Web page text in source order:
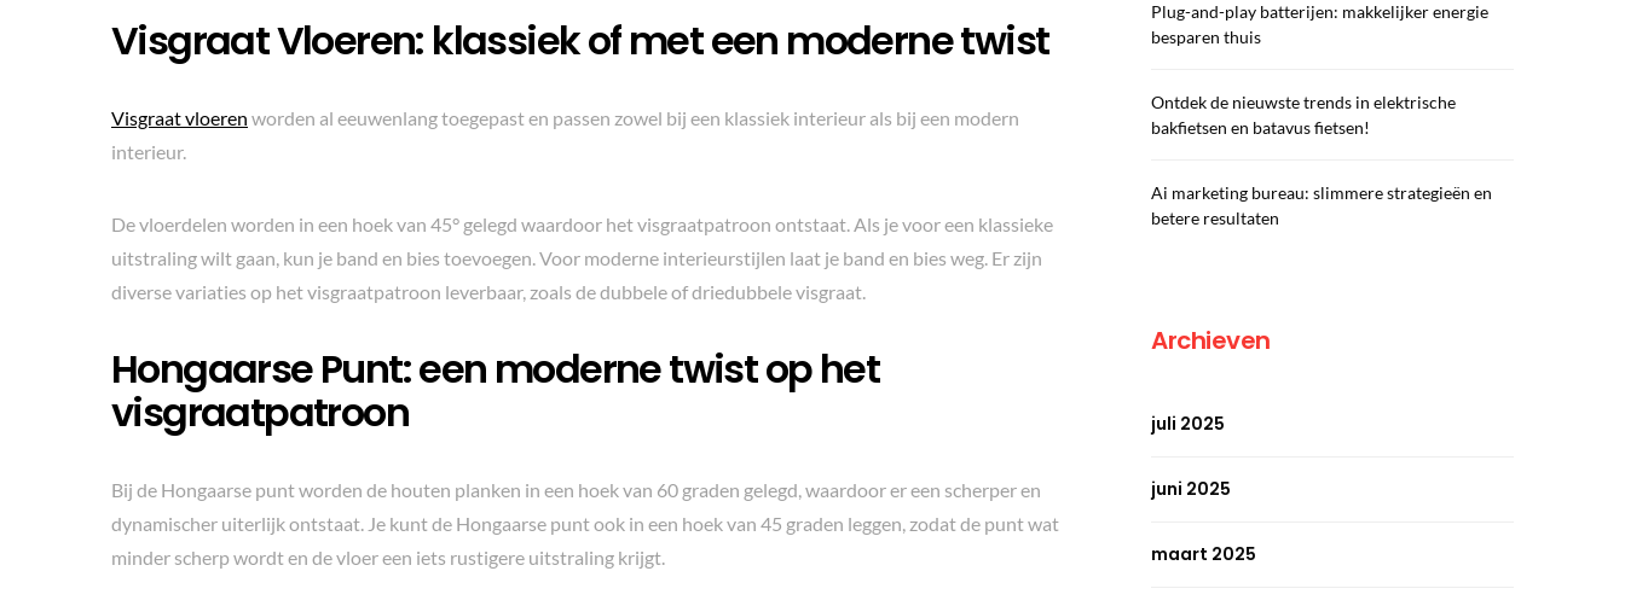
Visgraat Vloeren: klassiek of met een moderne twist
Visgraat vloeren worden al eeuwenlang toegepast en passen zowel bij een klassiek interieur als bij een modern
interieur.
De vloerdelen worden in een hoek van 45° gelegd waardoor het visgraatpatroon ontstaat. Als je voor een klassieke
uitstraling wilt gaan, kun je band en bies toevoegen. Voor moderne interieurstijlen laat je band en bies weg. Er zijn
diverse variaties op het visgraatpatroon leverbaar, zoals de dubbele of driedubbele visgraat.
Hongaarse Punt: een moderne twist op het
visgraatpatroon
Bij de Hongaarse punt worden de houten planken in een hoek van 60 graden gelegd, waardoor er een scherper en
dynamischer uiterlijk ontstaat. Je kunt de Hongaarse punt ook in een hoek van 45 graden leggen, zodat de punt wat
minder scherp wordt en de vloer een iets rustigere uitstraling krijgt.
Plug-and-play batterijen: makkelijker energie
besparen thuis
Ontdek de nieuwste trends in elektrische
bakfietsen en batavus fietsen!
Ai marketing bureau: slimmere strategieën en
betere resultaten
Archieven
juli 2025
juni 2025
maart 2025